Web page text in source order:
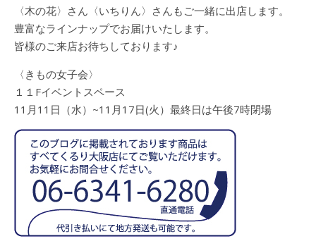
〈木の花〉さん〈いちりん〉さんもご一緒に出店します。
豊富なラインナップでお届けいたします。
皆様のご来店お待ちしております♪
〈きもの女子会〉
１１Fイベントスペース
11月11日（水）~11月17日(火）最終日は午後7時閉場